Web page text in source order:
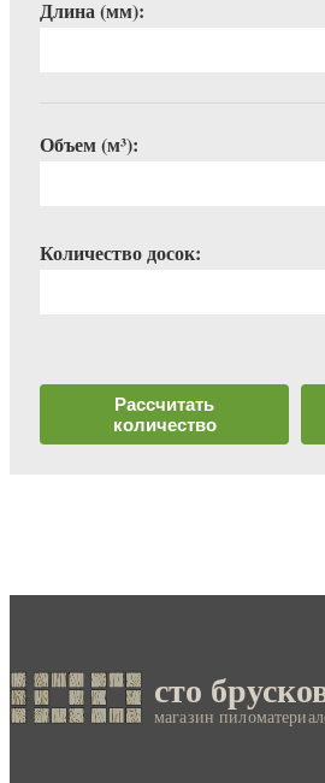
Длина (мм):
Объем (м³):
Количество досок:
Рассчитать
количество
сто
магазин